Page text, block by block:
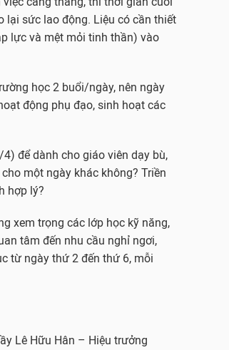
lại sức lao động. Liệu có cần thiết
lực và mệt mỏi tinh thần) vào
học 2 buổi/ngày, nên ngày
động phụ đạo, sinh hoạt các
để dành cho giáo viên dạy bù,
một ngày khác không? Triền
hợp lý?
xem trọng các lớp học kỹ năng,
tâm đến nhu cầu nghỉ ngơi,
từ ngày thứ 2 đến thứ 6, mỗi
Lê Hữu Hân – Hiệu trưởng